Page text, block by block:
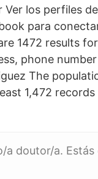
los perfiles
para
1472 results
phone
The
1,472 records
a doutor/a. Estás